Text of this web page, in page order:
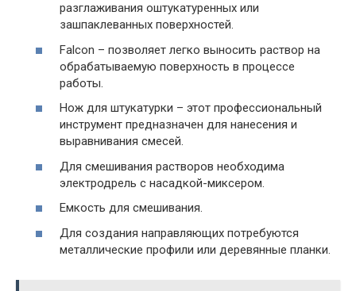
разглаживания оштукатуренных или
зашпаклеванных поверхностей.
Falcon – позволяет легко выносить раствор на
обрабатываемую поверхность в процессе
работы.
Нож для штукатурки – этот профессиональный
инструмент предназначен для нанесения и
выравнивания смесей.
Для смешивания растворов необходима
электродрель с насадкой-миксером.
Емкость для смешивания.
Для создания направляющих потребуются
металлические профили или деревянные планки.